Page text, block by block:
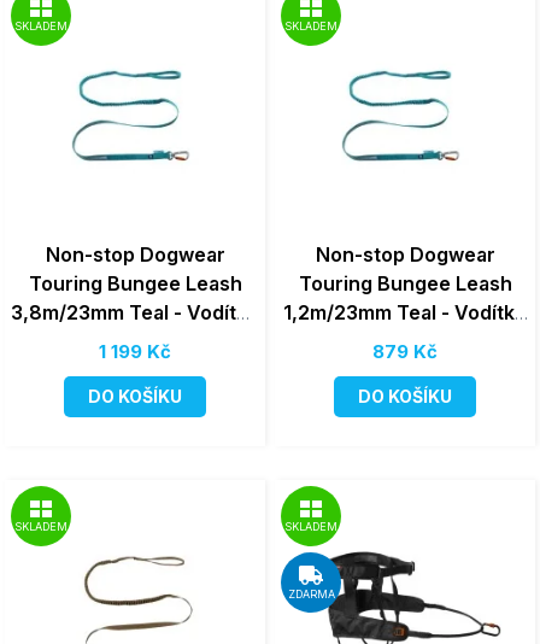
SKLADEM
Non-stop Dogwear
Touring Bungee Leash
3,8m/23mm Teal - Vodítko
s amortizérem pro velké
1 199 Kč
DO KOŠÍKU
SKLADEM
Non-stop Dogwear
Touring Bungee Leash
1,2m/23mm Teal - Vodítko
s amortizérem pro velké
879 Kč
DO KOŠÍKU
SKLADEM SKLADEM
ZDARMA